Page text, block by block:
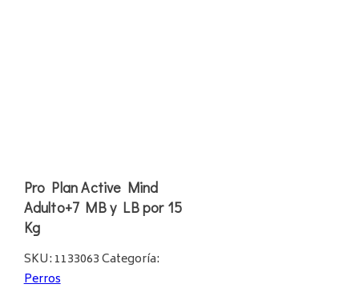
Pro Plan Active Mind
Adulto+7 MB y LB por 15
Kg
SKU: 1133063Categoría:
Perros